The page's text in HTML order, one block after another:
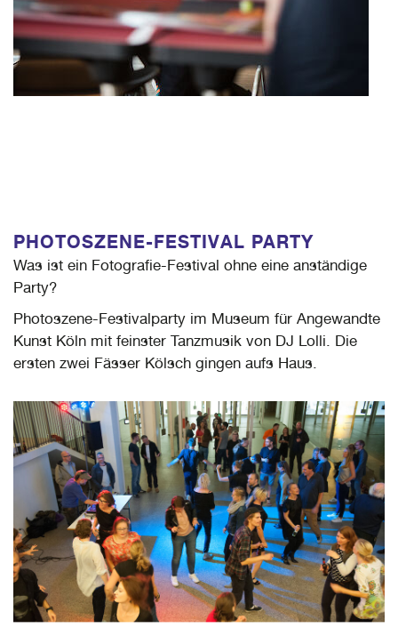
PHOTOSZENE-FESTIVAL PARTY
Was ist ein Fotografie-Festival ohne eine anständige
Party?
Photoszene-Festivalparty im Museum für Angewandte
Kunst Köln mit feinster Tanzmusik von DJ Lolli. Die
ersten zwei Fässer Kölsch gingen aufs Haus.